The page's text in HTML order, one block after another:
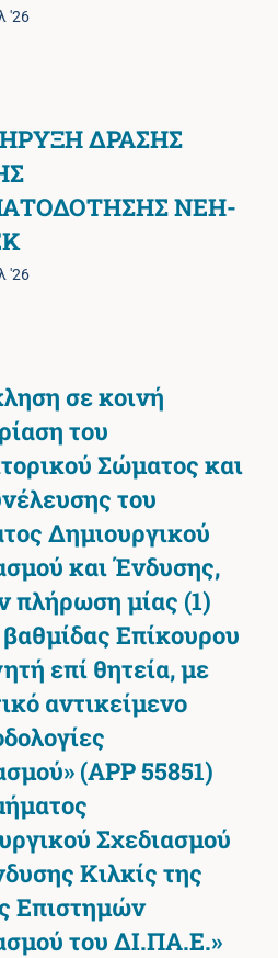
'26
ΔΡΑΣΗΣ
ΝΕΗ-
'26
σε κοινή
του
Σώματος και
του
Δημιουργικού
και Ένδυσης,
πλήρωση μίας (1)
Επίκουρου
επί θητεία, με
αντικείμενο
(ΑΡΡ 55851)
Σχεδιασμού
Κιλκίς της
Επιστημών
του ΔΙ.ΠΑ.Ε.»